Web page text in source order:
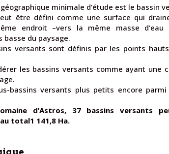
minimale d’étude est le bassin
être défini comme une surface qui
endroit –vers la même masse
basse du paysage.
versants sont définis par les points
les bassins versants comme ayant une
bassins versants plus petits encore
d’Astros, 37 bassins versants
total1 141,8 Ha.